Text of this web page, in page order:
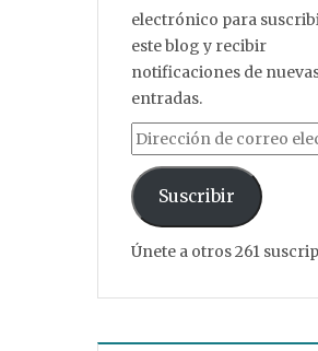
electrónico para
este blog y recibir
notificaciones de
entradas.
Dirección de correo
Suscribir
Únete a otros 261